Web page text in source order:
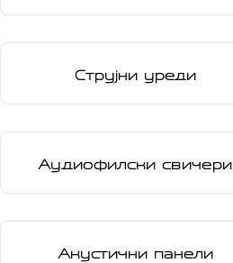
Струјни уреди
Аудиофилски свичери
Акустични панели